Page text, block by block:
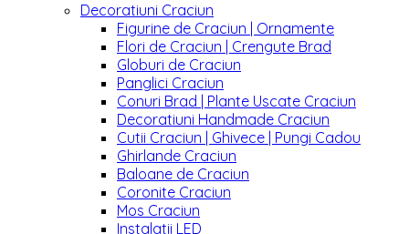
Decoratiuni Craciun
Figurine de Craciun | Ornamente
Flori de Craciun | Crengute Brad
Globuri de Craciun
Panglici Craciun
Conuri Brad | Plante Uscate Craciun
Decoratiuni Handmade Craciun
Cutii Craciun | Ghivece | Pungi Cadou
Ghirlande Craciun
Baloane de Craciun
Coronite Craciun
Mos Craciun
Instalatii LED